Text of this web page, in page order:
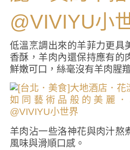
低溫烹調出來的羊菲力更具
香酥，羊肉內還保持應有的
鮮嫩可口，絲毫沒有羊肉腥
羊肉沾一些洛神花與肉汁熬
風味與滑順口感。